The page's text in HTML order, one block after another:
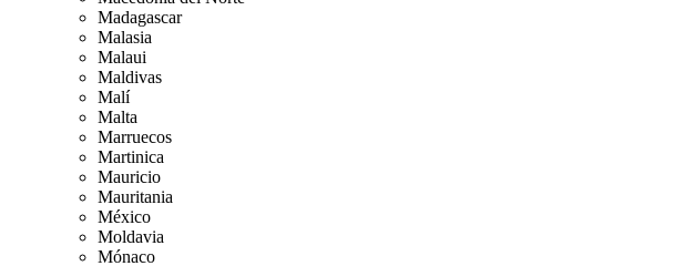
Madagascar
Malasia
Malaui
Maldivas
Malí
Malta
Marruecos
Martinica
Mauricio
Mauritania
México
Moldavia
Mónaco